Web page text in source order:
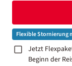
Flexible Stornierung
Jetzt
Beginn der